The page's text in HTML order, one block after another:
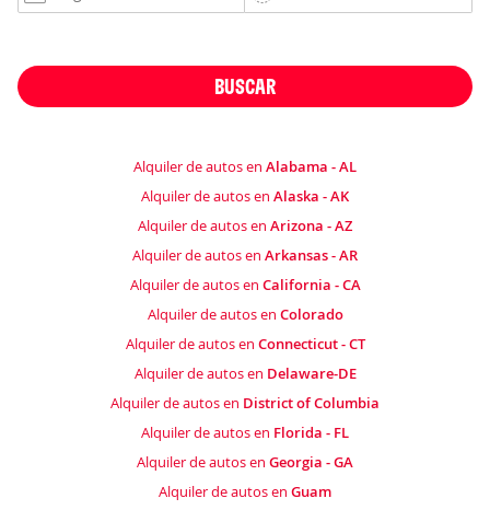
BUSCAR
Alquiler de autos en Alabama - AL
Alquiler de autos en Alaska - AK
Alquiler de autos en Arizona - AZ
Alquiler de autos en Arkansas - AR
Alquiler de autos en California - CA
Alquiler de autos en Colorado
Alquiler de autos en Connecticut - CT
Alquiler de autos en Delaware-DE
Alquiler de autos en District of Columbia
Alquiler de autos en Florida - FL
Alquiler de autos en Georgia - GA
Alquiler de autos en Guam